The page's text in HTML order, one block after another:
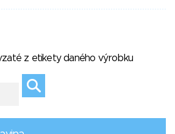
z etikety daného výrobku